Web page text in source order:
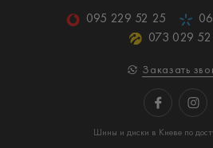
095 229 52 25
073 029
Заказать
Шины и диски в Киеве по